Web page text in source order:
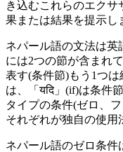
き込むこれらのエク
果または結果を提示し
ネパール語の文法は英
には2つの節が含まれ
表す(条件節)もう1つ
は、「यदि」(if)は条件
タイプの条件(ゼロ、
それぞれが独自の使用
ネパール語のゼロ条